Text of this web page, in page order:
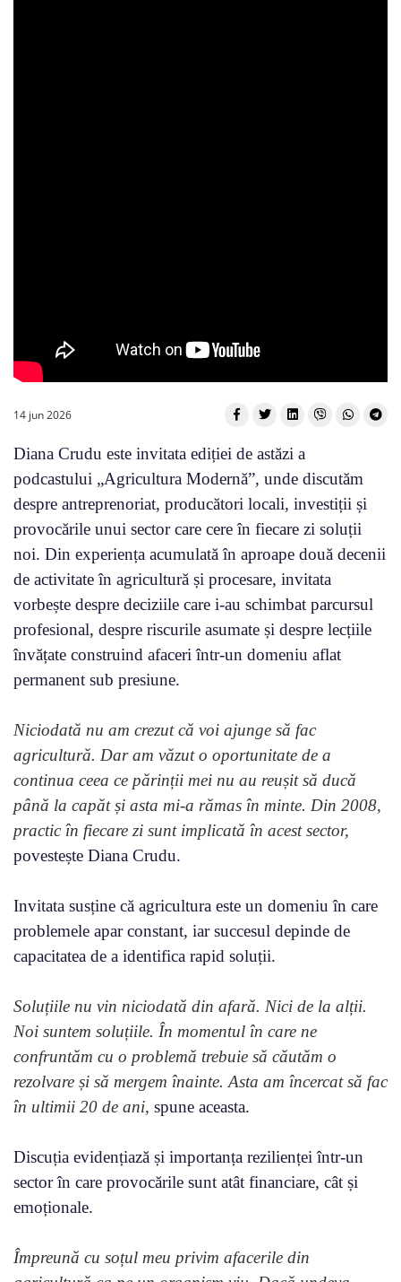
14 jun 2026
Diana Crudu este invitata ediției de astăzi a
podcastului „Agricultura Modernă”, unde discutăm
despre antreprenoriat, producători locali, investiții și
provocările unui sector care cere în fiecare zi soluții
noi. Din experiența acumulată în aproape două decenii
de activitate în agricultură și procesare, invitata
vorbește despre deciziile care i-au schimbat parcursul
profesional, despre riscurile asumate și despre lecțiile
învățate construind afaceri într-un domeniu aflat
permanent sub presiune.
Niciodată nu am crezut că voi ajunge să fac
agricultură. Dar am văzut o oportunitate de a
continua ceea ce părinții mei nu au reușit să ducă
până la capăt și asta mi-a rămas în minte. Din 2008,
practic în fiecare zi sunt implicată în acest sector,
povestește Diana Crudu.
Invitata susține că agricultura este un domeniu în care
problemele apar constant, iar succesul depinde de
capacitatea de a identifica rapid soluții.
Soluțiile nu vin niciodată din afară. Nici de la alții.
Noi suntem soluțiile. În momentul în care ne
confruntăm cu o problemă trebuie să căutăm o
rezolvare și să mergem înainte. Asta am încercat să fac
în ultimii 20 de ani, spune aceasta.
Discuția evidențiază și importanța rezilienței într-un
sector în care provocările sunt atât financiare, cât și
emoționale.
Împreună cu soțul meu privim afacerile din